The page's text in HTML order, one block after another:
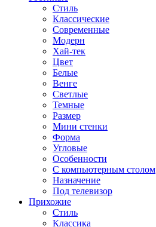
Стиль
Классические
Современные
Модерн
Хай-тек
Цвет
Белые
Венге
Светлые
Темные
Размер
Мини стенки
Форма
Угловые
Особенности
С компьютерным столом
Назначение
Под телевизор
Прихожие
Стиль
Классика